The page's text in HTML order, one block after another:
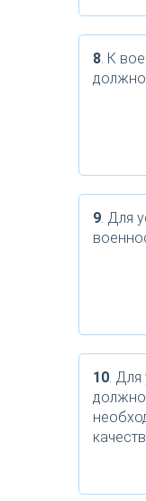
8. К
9. Для
10. Для